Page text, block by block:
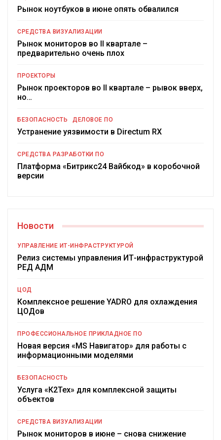
Рынок ноутбуков в июне опять обвалился
СРЕДСТВА ВИЗУАЛИЗАЦИИ
Рынок мониторов во II квартале –
предварительно очень плох
ПРОЕКТОРЫ
Рынок проекторов во II квартале – рывок вверх,
но…
БЕЗОПАСНОСТЬ ДЕЛОВОЕ ПО
Устранение уязвимости в Directum RX
СРЕДСТВА РАЗРАБОТКИ ПО
Платформа «Битрикс24 Вайбкод» в коробочной
версии
Новости
УПРАВЛЕНИЕ ИТ-ИНФРАСТРУКТУРОЙ
Релиз системы управления ИТ-инфраструктурой
РЕД АДМ
ЦОД
Комплексное решение YADRO для охлаждения
ЦОДов
ПРОФЕССИОНАЛЬНОЕ ПРИКЛАДНОЕ ПО
Новая версия «MS Навигатор» для работы с
информационными моделями
БЕЗОПАСНОСТЬ
Услуга «К2Тех» для комплексной защиты
объектов
СРЕДСТВА ВИЗУАЛИЗАЦИИ
Рынок мониторов в июне – снова снижение